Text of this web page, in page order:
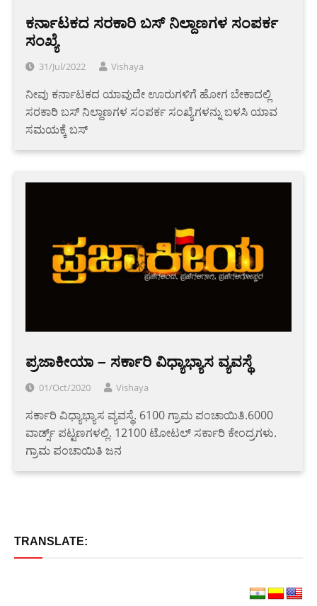
ಕರ್ನಾಟಕದ ಸರಕಾರಿ ಬಸ್ ನಿಲ್ದಾಣಗಳ ಸಂಪರ್ಕ
ಸಂಖ್ಯೆ
31/Jul/2022 Vishaya
ನೀವು ಕರ್ನಾಟಕದ ಯಾವುದೇ ಊರುಗಳಿಗೆ ಹೋಗ ಬೇಕಾದಲ್ಲಿ
ಸರಕಾರಿ ಬಸ್ ನಿಲ್ದಾಣಗಳ ಸಂಪರ್ಕ ಸಂಖ್ಯೆಗಳನ್ನು ಬಳಸಿ ಯಾವ
ಸಮಯಕ್ಕೆ ಬಸ್
ಪ್ರಜಾಕೀಯಾ – ಸರ್ಕಾರಿ ವಿಧ್ಯಾಭ್ಯಾಸ ವ್ಯವಸ್ಥೆ
01/Oct/2020 Vishaya
ಸರ್ಕಾರಿ ವಿಧ್ಯಾಭ್ಯಾಸ ವ್ಯವಸ್ಥೆ. 6100 ಗ್ರಾಮ ಪಂಚಾಯಿತಿ.6000
ವಾರ್ಡ್ಸ್ ಪಟ್ಟಣಗಳಲ್ಲಿ. 12100 ಟೋಟಲ್ ಸರ್ಕಾರಿ ಕೇಂದ್ರಗಳು.
ಗ್ರಾಮ ಪಂಚಾಯಿತಿ ಜನ
TRANSLATE: